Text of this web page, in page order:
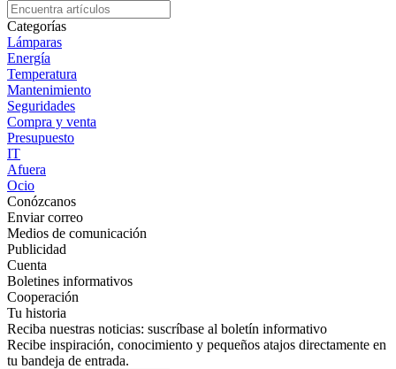
Categorías
Lámparas
Energía
Temperatura
Mantenimiento
Seguridades
Compra y venta
Presupuesto
IT
Afuera
Ocio
Conózcanos
Enviar correo
Medios de comunicación
Publicidad
Cuenta
Boletines informativos
Cooperación
Tu historia
Reciba nuestras noticias: suscríbase al boletín informativo
Recibe inspiración, conocimiento y pequeños atajos directamente en
tu bandeja de entrada.